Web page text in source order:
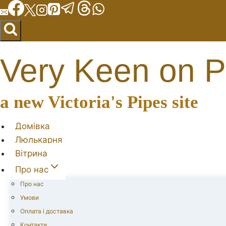
Перейти
до
вмісту
Very Keen on
a new Victoria's Pipes site
Домівка
Люлькарня
Вітрина
Про нас
Про нас
Умови
Оплата і доставка